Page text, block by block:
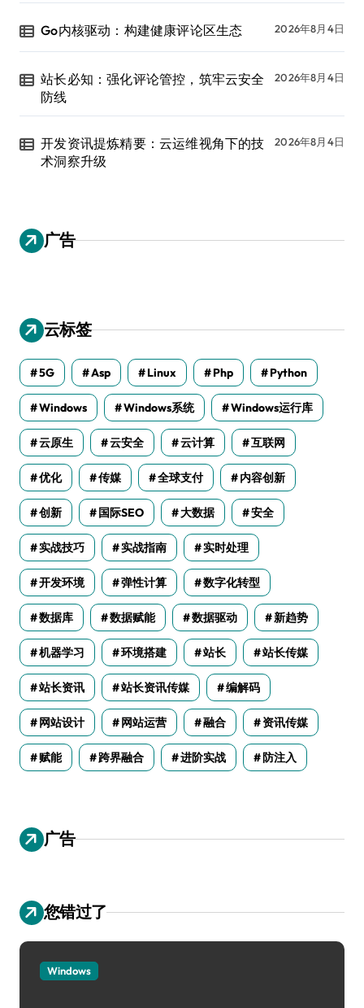
Go内核驱动：构建健康评论区生态 2026年8月4日
站长必知：强化评论管控，筑牢云安全
防线
2026年8月4日
开发资讯提炼精要：云运维视角下的技
术洞察升级
2026年8月4日
广告
云标签
5G Asp Linux Php Python
Windows Windows系统 Windows运行库
云原生 云安全 云计算 互联网
优化 传媒 全球支付 内容创新
创新 国际SEO 大数据 安全
实战技巧 实战指南 实时处理
开发环境 弹性计算 数字化转型
数据库 数据赋能 数据驱动 新趋势
机器学习 环境搭建 站长 站长传媒
站长资讯 站长资讯传媒 编解码
网站设计 网站运营 融合 资讯传媒
赋能 跨界融合 进阶实战 防注入
广告
您错过了
Windows